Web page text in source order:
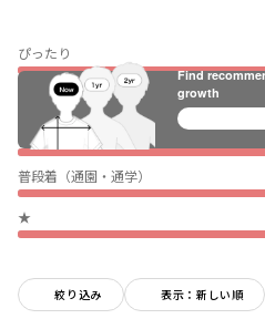
ぴったり
伸びない
普段着（通園・通学）
★
絞り込み 表示：新しい順
Find
growth